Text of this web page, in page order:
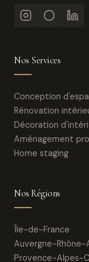
Nos Services
Conception
Rénovation
Décoration
Aménagement
Home staging
Nos Régions
Île-de-France
Auvergne-Rhône-
Provence-Alpes-